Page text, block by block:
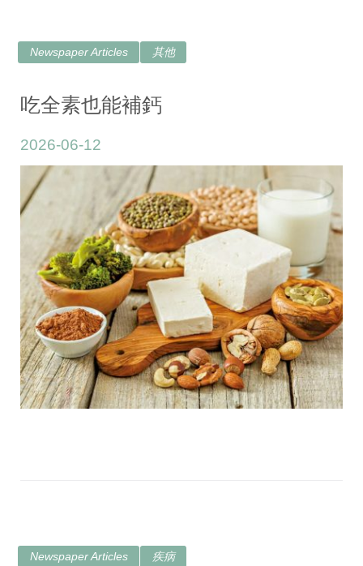
Newspaper Articles 其他
吃全素也能補鈣
2026-06-12
Newspaper Articles 疾病